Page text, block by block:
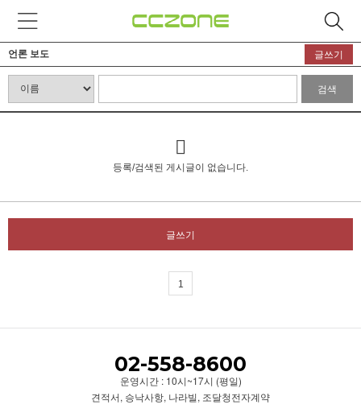
언론 보도 글쓰기
검색
등록/검색된 게시글이 없습니다.
글쓰기
1
02-558-8600
운영시간 : 10시~17시 (평일)
견적서, 승낙사항, 나라빌, 조달청전자계약